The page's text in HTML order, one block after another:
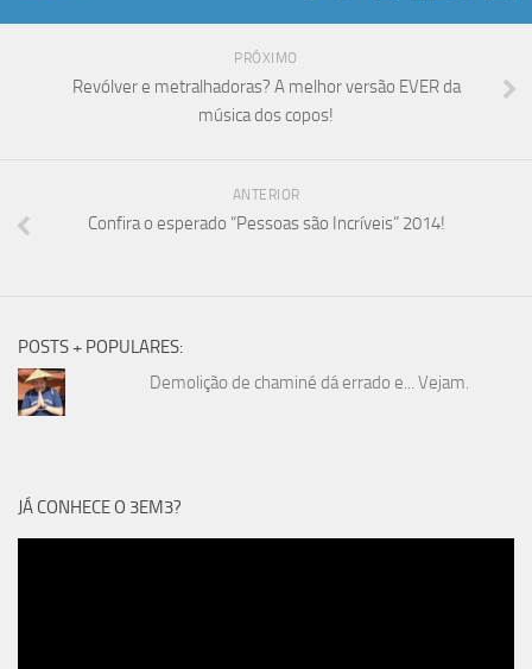
PRÓXIMO
Revólver e metralhadoras? A melhor versão EVER da
música dos copos!
ANTERIOR
Confira o esperado “Pessoas são Incríveis” 2014!
POSTS + POPULARES:
Demolição de chaminé dá errado e... Vejam.
JÁ CONHECE O 3EM3?